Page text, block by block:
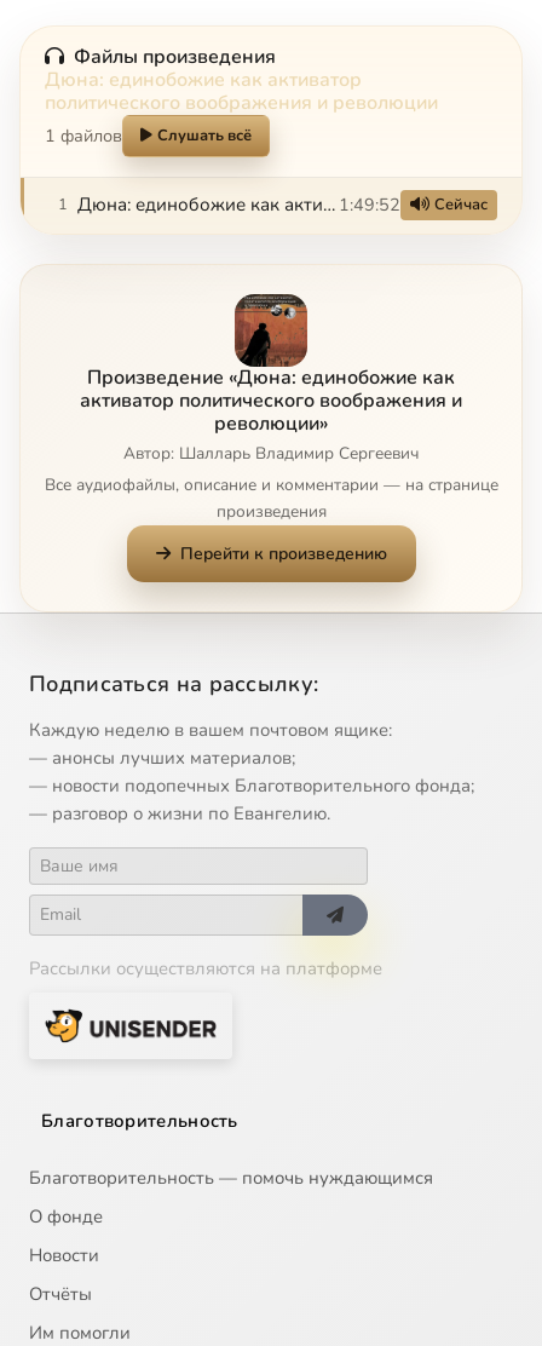
Файлы произведения
Дюна: единобожие как активатор
политического воображения и революции
1 файлов Слушать всё
1 Дюна: единобожие как активатор политического воображения и революции 1:49:52 Сейчас
Произведение «Дюна: единобожие как
активатор политического воображения и
революции»
Автор: Шалларь Владимир Сергеевич
Все аудиофайлы, описание и комментарии — на странице
произведения
Перейти к произведению
Подписаться на рассылку:
Каждую неделю в вашем почтовом ящике:
— анонсы лучших материалов;
— новости подопечных Благотворительного фонда;
— разговор о жизни по Евангелию.
Рассылки осуществляются на платформе
Благотворительность
Благотворительность — помочь нуждающимся
О фонде
Новости
Отчёты
Им помогли